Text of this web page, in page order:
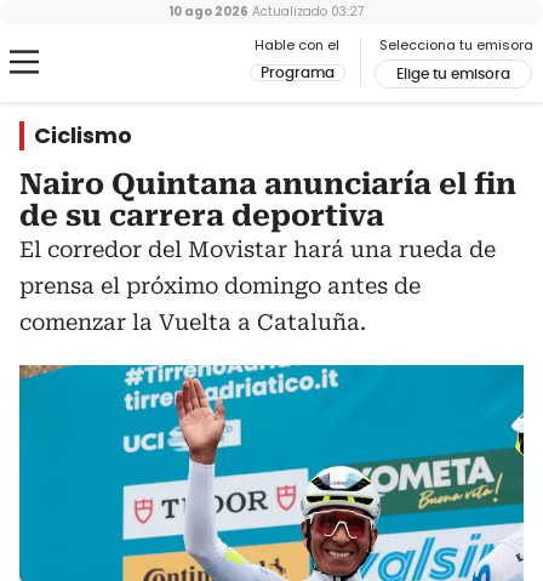
Hable con el
Programa
Selecciona tu emisora
Elige tu emisora
10 ago 2026 Actualizado 03:27
Ciclismo
Nairo Quintana anunciaría el fin
de su carrera deportiva
El corredor del Movistar hará una rueda de
prensa el próximo domingo antes de
comenzar la Vuelta a Cataluña.